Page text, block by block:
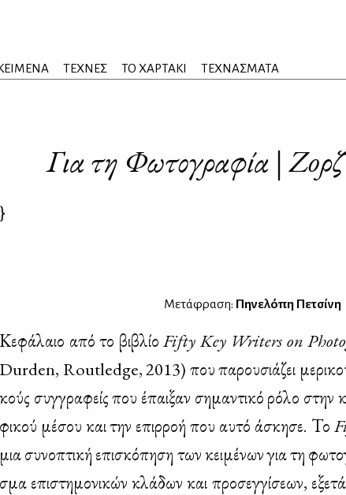
ΤΕΧΝΕΣ ΤΟ ΧΑΡΤΑΚΙ ΤΕΧΝΑΣΜΑΤΑ
Για τη Φωτογραφία |
Μετάφραση: Πηνελόπη Πετσίνη
Κε­φά­λαιο από το βι­βλίο Fifty Key Writers on
Durden, Routledge, 2013) που πα­ρου­σιά­ζει
κούς συγ­γρα­φείς που έπαι­ξαν ση­μα­ντι­κό ρό­λο
φι­κού μέ­σου και την επιρ­ροή που αυ­τό άσκη­σε. Το
μια συ­νο­πτι­κή επι­σκό­πη­ση των κει­μέ­νων για τη
σμα επι­στη­μο­νι­κών κλά­δων και προ­σεγ­γί­σε­ων,